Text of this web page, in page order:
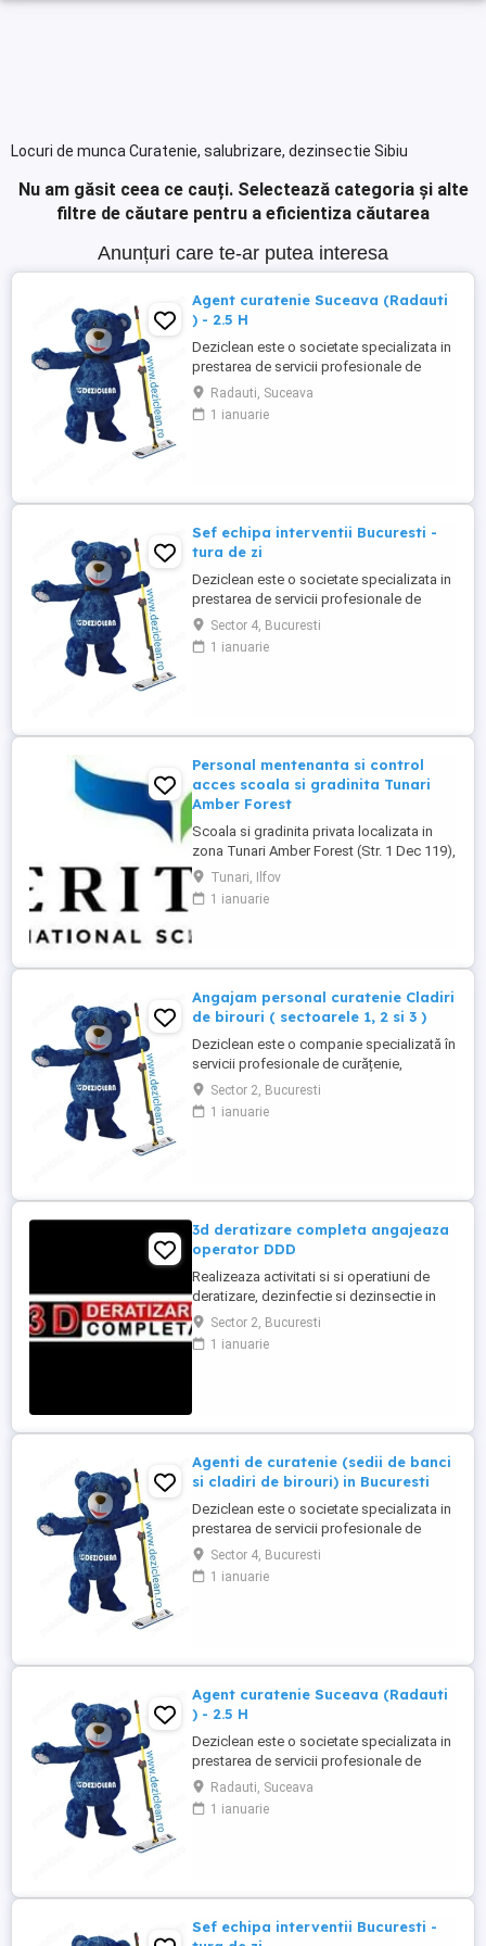
Locuri de munca Curatenie, salubrizare, dezinsectie Sibiu
Nu am găsit ceea ce cauți. Selectează categoria și alte
filtre de căutare pentru a eficientiza căutarea
Anunțuri care te-ar putea interesa
Agent curatenie Suceava (Radauti
) - 2.5 H
Deziclean este o societate specializata in
prestarea de servicii profesionale de
curatenie. Compania noastra asigura
servicii de curatenie in aproape toate
orasele mari din România. Angajam agenti
Radauti, Suceava
1 ianuarie
Sef echipa interventii Bucuresti -
tura de zi
Deziclean este o societate specializata in
prestarea de servicii profesionale de
curatenie. Compania noastra asigura
servicii de curatenie in aproape toate
orasele mari din România. Cautam: - Sef
Sector 4, Bucuresti
1 ianuarie
Personal mentenanta si control
acces scoala si gradinita Tunari
Amber Forest
Scoala si gradinita privata localizata in
zona Tunari Amber Forest (Str. 1 Dec 119),
cauta 1 persoana serioasa si
responsabila pentru mentenanta, ingrijire
cladiri si control acces. Pachet salarial
**Responsabilități principale:** * ...
Tunari, Ilfov
1 ianuarie
Angajam personal curatenie Cladiri
de birouri ( sectoarele 1, 2 si 3 )
Deziclean este o companie specializată în
servicii profesionale de curățenie,
prezentă în aproape toate marile orașe din
România. Ne mărim echipa și căutăm
agenți de curățenie pentru sedii de bănci
Sector 2, Bucuresti
1 ianuarie
3d deratizare completa angajeaza
operator DDD
Realizeaza activitati si si operatiuni de
deratizare, dezinfectie si dezinsectie in
spatiile alocate pentru desfasurarea
activitatii in Bucuresti si imprejurimi
Program: 08:00-16:00 L-V, iar Sambata (1-2
...
Sector 2, Bucuresti
1 ianuarie
Agenti de curatenie (sedii de banci
si cladiri de birouri) in Bucuresti
Deziclean este o societate specializata in
prestarea de servicii profesionale de
curatenie. Compania noastra asigura
servicii de curatenie in aproape toate
orasele mari din Romania. Suntem in
Sector 4, Bucuresti
1 ianuarie
Agent curatenie Suceava (Radauti
) - 2.5 H
Deziclean este o societate specializata in
prestarea de servicii profesionale de
curatenie. Compania noastra asigura
servicii de curatenie in aproape toate
orasele mari din România. Angajam agenti
Radauti, Suceava
1 ianuarie
Sef echipa interventii Bucuresti -